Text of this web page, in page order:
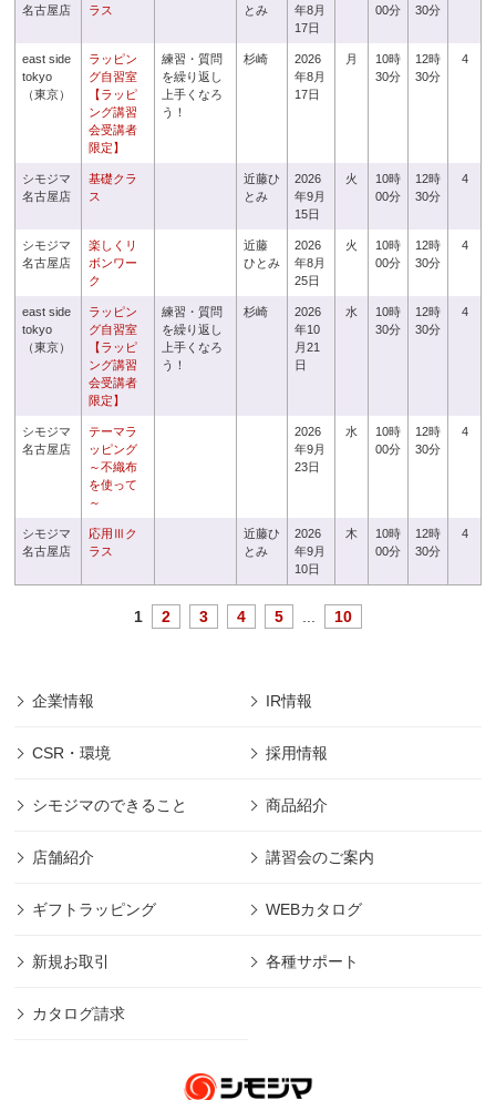
名古屋店
ラス
とみ
年8月
17日
00分
30分
east side
tokyo
（東京）
ラッピン
グ自習室
【ラッピ
ング講習
会受講者
限定】
練習・質問
を繰り返し
上手くなろ
う！
杉崎
2026
年8月
17日
月
10時
30分
12時
30分
4
シモジマ
名古屋店
基礎クラ
ス
近藤ひ
とみ
2026
年9月
15日
火
10時
00分
12時
30分
4
シモジマ
名古屋店
楽しくリ
ボンワー
ク
近藤
ひとみ
2026
年8月
25日
火
10時
00分
12時
30分
4
east side
tokyo
（東京）
ラッピン
グ自習室
【ラッピ
ング講習
会受講者
限定】
練習・質問
を繰り返し
上手くなろ
う！
杉崎
2026
年10
月21
日
水
10時
30分
12時
30分
4
シモジマ
名古屋店
テーマラ
ッピング
～不織布
を使って
～
2026
年9月
23日
水
10時
00分
12時
30分
4
シモジマ
名古屋店
応用Ⅲク
ラス
近藤ひ
とみ
2026
年9月
10日
木
10時
00分
12時
30分
4
1 2 3 4 5 10
企業情報 IR情報
CSR・環境 採用情報
シモジマのできること 商品紹介
店舗紹介 講習会のご案内
ギフトラッピング WEBカタログ
新規お取引 各種サポート
カタログ請求